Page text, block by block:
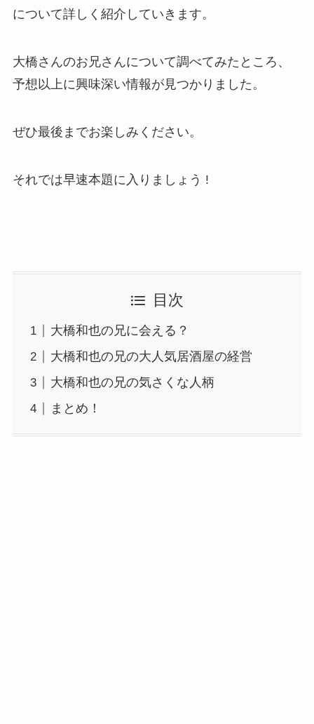
について詳しく紹介していきます。
大橋さんのお兄さんについて調べてみたところ、
予想以上に興味深い情報が見つかりました。
ぜひ最後までお楽しみください。
それでは早速本題に入りましょう !
目次
大橋和也の兄に会える？
大橋和也の兄の大人気居酒屋の経営
大橋和也の兄の気さくな人柄
まとめ！